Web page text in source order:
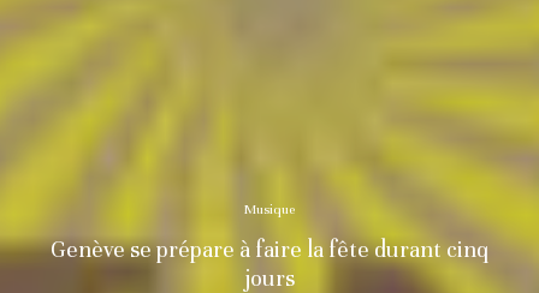
Musique
Genève se prépare à faire la fête durant cinq
jours